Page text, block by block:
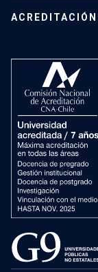
ACREDITACIÓN